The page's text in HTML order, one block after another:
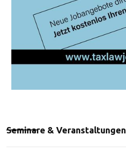
Seminare & Veranstaltungen